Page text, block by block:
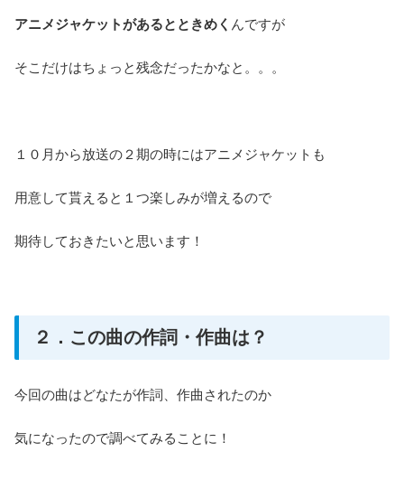
アニメジャケットがあるとときめく んですが
そこだけはちょっと残念だったかなと。。。
１０月から放送の２期の時にはアニメジャケットも
用意して貰えると１つ楽しみが増えるので
期待しておきたいと思います！
２．この曲の作詞・作曲は？
今回の曲はどなたが作詞、作曲されたのか
気になったので調べてみることに！